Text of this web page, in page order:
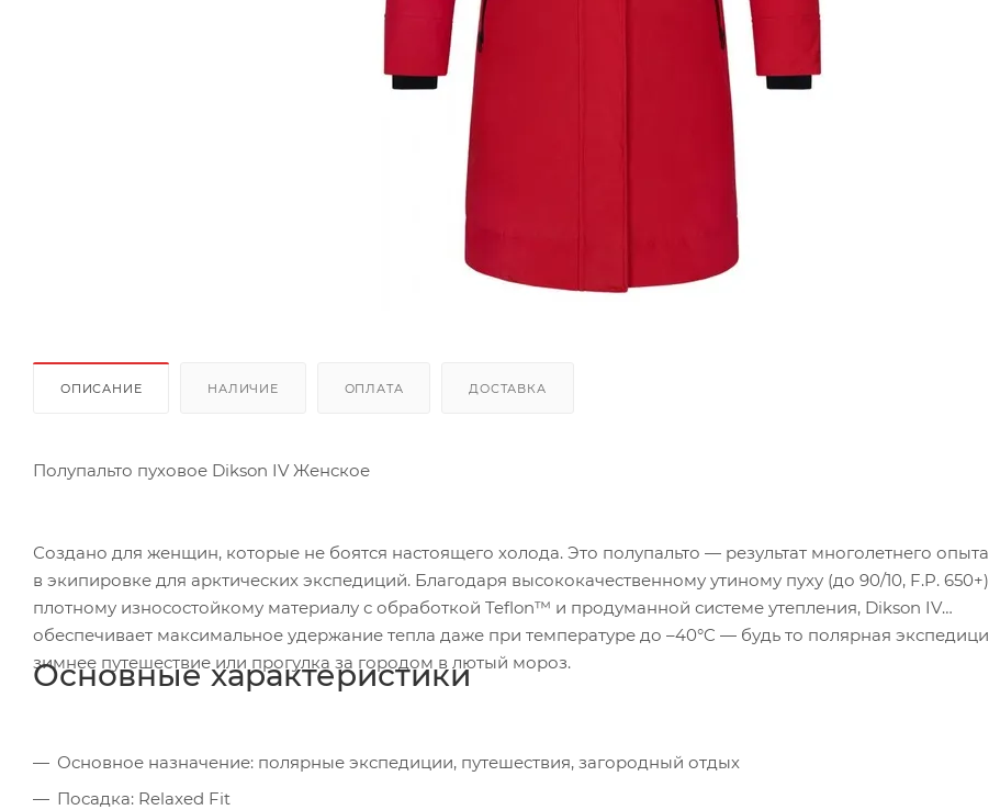
ОПИСАНИЕ НАЛИЧИЕ ОПЛАТА ДОСТАВКА
Полупальто пуховое Dikson IV Женское
Создано для женщин, которые не боятся настоящего холода. Это полупальто — результат многолетнего
в экипировке для арктических экспедиций. Благодаря высококачественному утиному пуху (до 90/10, F.P.
плотному износостойкому материалу с обработкой Teflon™ и продуманной системе утепления, Dikson IV
обеспечивает максимальное удержание тепла даже при температуре до –40°C — будь то полярная
зимнее путешествие или прогулка за городом в лютый мороз.
Основные характеристики
Основное назначение: полярные экспедиции, путешествия, загородный отдых
Посадка: Relaxed Fit